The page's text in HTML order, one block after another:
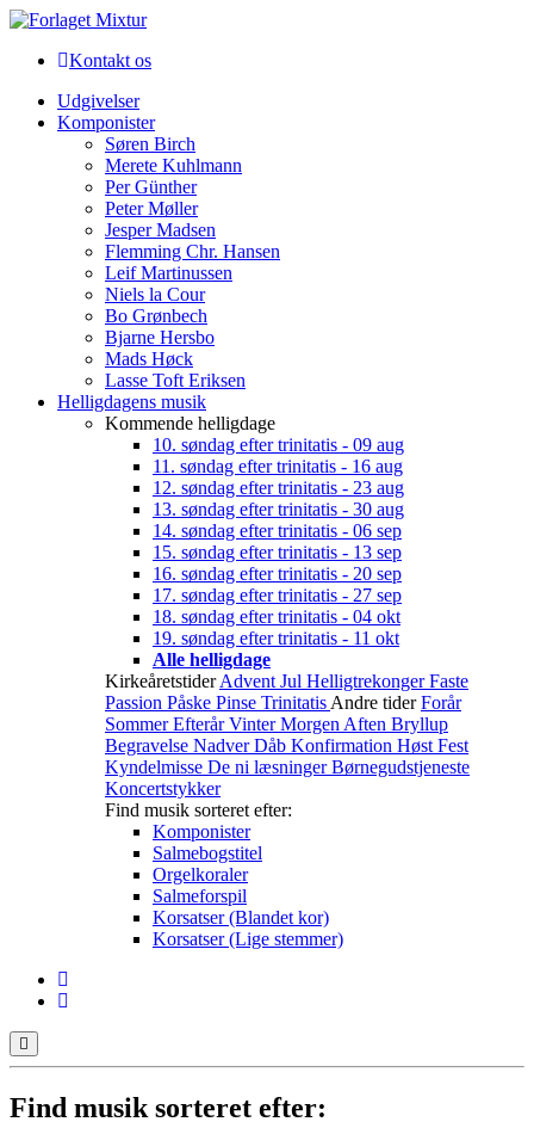
Kontakt os
Udgivelser
Komponister
Søren Birch
Merete Kuhlmann
Per Günther
Peter Møller
Jesper Madsen
Flemming Chr. Hansen
Leif Martinussen
Niels la Cour
Bo Grønbech
Bjarne Hersbo
Mads Høck
Lasse Toft Eriksen
Helligdagens musik
Kommende helligdage
10. søndag efter trinitatis - 09 aug
11. søndag efter trinitatis - 16 aug
12. søndag efter trinitatis - 23 aug
13. søndag efter trinitatis - 30 aug
14. søndag efter trinitatis - 06 sep
15. søndag efter trinitatis - 13 sep
16. søndag efter trinitatis - 20 sep
17. søndag efter trinitatis - 27 sep
18. søndag efter trinitatis - 04 okt
19. søndag efter trinitatis - 11 okt
Alle helligdage
Kirkeåretstider Advent Jul HelligtrekongerFaste
Passion Påske Pinse Trinitatis Andre tider Forår
SommerEfterårVinterMorgen Aften Bryllup
Begravelse NadverDåb Konfirmation Høst Fest
Kyndelmisse De ni læsningerBørnegudstjeneste
Koncertstykker
Find musik sorteret efter:
Komponister
Salmebogstitel
Orgelkoraler
Salmeforspil
Korsatser (Blandet kor)
Korsatser (Lige stemmer)
Find musik sorteret efter: